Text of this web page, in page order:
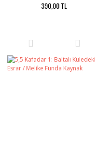
390,00 TL